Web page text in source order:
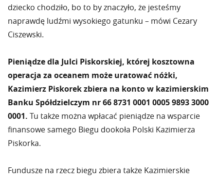
dziecko chodziło, bo to by znaczyło, że jesteśmy
naprawdę ludźmi wysokiego gatunku – mówi Cezary
Ciszewski.
Pieniądze dla Julci Piskorskiej, której kosztowna
operacja za oceanem może uratować nóżki,
Kazimierz Piskorek zbiera na konto w kazimierskim
Banku Spółdzielczym nr 66 8731 0001 0005 9893 3000
0001. Tu także można wpłacać pieniądze na wsparcie
finansowe samego Biegu dookoła Polski Kazimierza
Piskorka.
Fundusze na rzecz biegu zbiera także Kazimierskie